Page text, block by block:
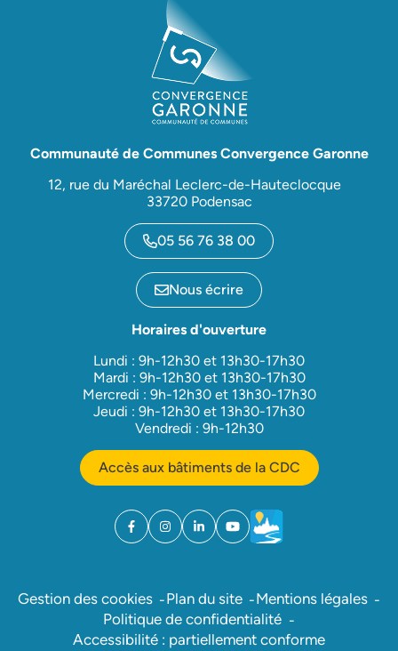
Communauté de Communes Convergence Garonne
12, rue du Maréchal Leclerc-de-Hauteclocque
33720 Podensac
05 56 76 38 00
Nous écrire
Horaires d'ouverture
Lundi : 9h-12h30 et 13h30-17h30
Mardi : 9h-12h30 et 13h30-17h30
Mercredi : 9h-12h30 et 13h30-17h30
Jeudi : 9h-12h30 et 13h30-17h30
Vendredi : 9h-12h30
Accès aux bâtiments de la CDC
Facebook
(ouverture dans un nouvel onglet)
Instagram
(ouverture dans un nouvel onglet)
Linkedin
(ouverture dans un nouvel onglet)
YouTube
(ouverture dans un nouvel
Météo
(ouverture dans un
Gestion des cookies Plan du site
Mentions légales
Politique de confidentialité
Accessibilité : partiellement conforme